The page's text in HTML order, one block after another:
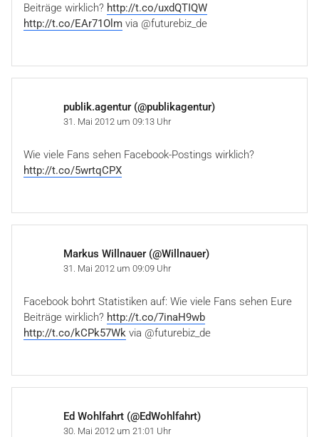
Beiträge wirklich? http://t.co/uxdQTIQW
http://t.co/EAr71Olm via @futurebiz_de
publik.agentur (@publikagentur)
31. Mai 2012 um 09:13 Uhr
Wie viele Fans sehen Facebook-Postings wirklich?
http://t.co/5wrtqCPX
Markus Willnauer (@Willnauer)
31. Mai 2012 um 09:09 Uhr
Facebook bohrt Statistiken auf: Wie viele Fans sehen Eure
Beiträge wirklich? http://t.co/7inaH9wb
http://t.co/kCPk57Wk via @futurebiz_de
Ed Wohlfahrt (@EdWohlfahrt)
30. Mai 2012 um 21:01 Uhr